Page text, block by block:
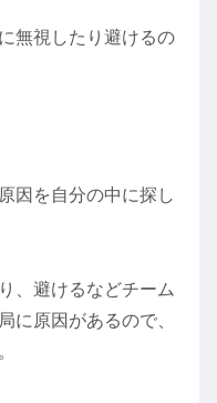
無視したり避けるの
因を自分の中に探し
、避けるなどチーム
に原因があるので、